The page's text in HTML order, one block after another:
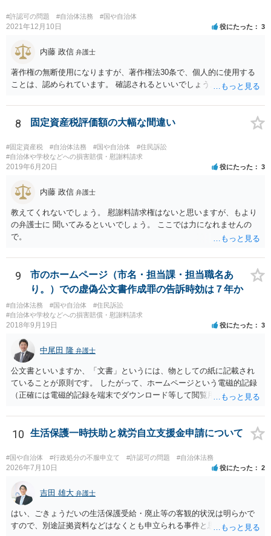
#許認可の問題 #自治体法務 #国や自治体
2021年12月10日 役にたった 3
内藤 政信 弁護士
著作権の無断使用になりますが、著作権法30条で、個人的に使用する
ことは、認められています。 確認されるといいでしょう。
8 固定資産税評価額の大幅な間違い
#固定資産税 #自治体法務 #国や自治体
#住民訴訟
#自治体や学校などへの損害賠償・慰謝料請求
2019年6月20日 役にたった 3
内藤 政信 弁護士
教えてくれないでしょう。 慰謝料請求権はないと思いますが、もより
の弁護士に 聞いてみるといいでしょう。 ここでは力になれませんの
で。
9
市のホームページ（市名・担当課・担当職名あ
り。）での虚偽公文書作成罪の告訴時効は７年か
#自治体法務 #国や自治体
#住民訴訟
#自治体や学校などへの損害賠償・慰謝料請求
2018年9月19日 役にたった 3
中尾田 隆 弁護士
公文書といいますか、「文書」というには、物としての紙に記載され
ていることが原則です。 したがって、ホームページという電磁的記録
（正確には電磁的記録を端末でダウンロード等して閲覧用のソフトで
するか否かとなります。 また、自動計算シートが「権利、義務又は事
実証明に関する電磁的記録」に該当するか否かは、具体的な裁判とな
すが、一般論としては、ホームページ上の自動計算シートはあくまで
参考の情報であり、何か手続きをするさいに具体的に算定することに
録」に該当しないと考えられます。 なお、刑法１６１条の２は「人の
事務処理を誤らせる目的で、」という要件がかかっているため、当該
目的を欠く場合は刑法１６１条の２に該当しません。
10 生活保護一時扶助と就労自立支援金申請について
#国や自治体 #行政処分の不服申立て #許認可の問題 #自治体法務
2026年7月10日 役にたった 2
吉田 雄大 弁護士
はい、ごきょうだいの生活保護受給・廃止等の客観的状況は明らかで
すので、別途証拠資料などはなくとも申立られる事件と思います。